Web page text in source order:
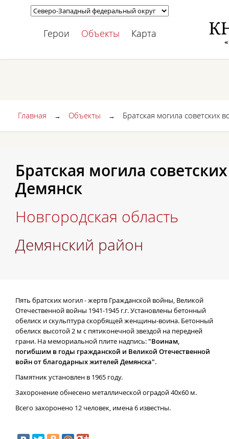
Герои Объекты Карта
Главная → Объекты → Братская могила советских
Братская могила
Демянск
Новгородская область
Демянский район
Пять братских могил - жертв Гражданской войны, Великой
Отечественной войны 1941-1945 г.г. Установлены бетонный
обелиск и скульптура скорбящей женщины-воина. Бетонный
обелиск высотой 2 м с пятиконечной звездой на передней
грани. На мемориальной плите надпись:"Воинам,
погибшим в годы гражданской и Великой Отечественной
войн от благодарных жителей Демянска".
Памятник установлен в 1965 году.
Захоронение обнесено металлической оградой 40х60 м.
Всего захоронено 12 человек, имена 6 известны.